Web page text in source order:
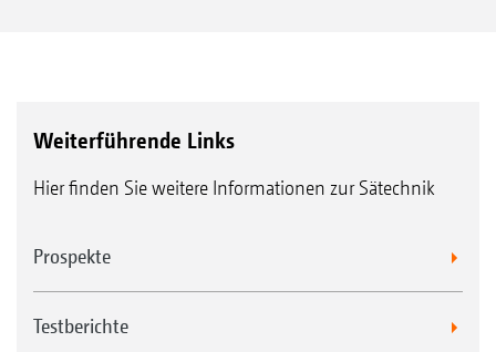
Weiterführende Links
Hier finden Sie weitere Informationen zur Sätechnik
Prospekte
Testberichte